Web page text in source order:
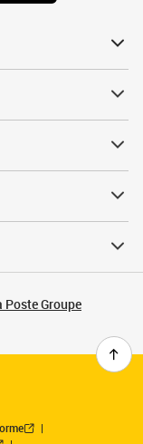
Poste Groupe